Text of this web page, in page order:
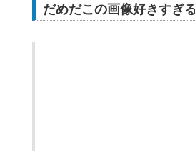
だめだこの画像好きすぎ